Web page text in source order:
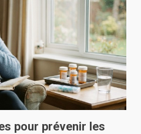
pour prévenir les